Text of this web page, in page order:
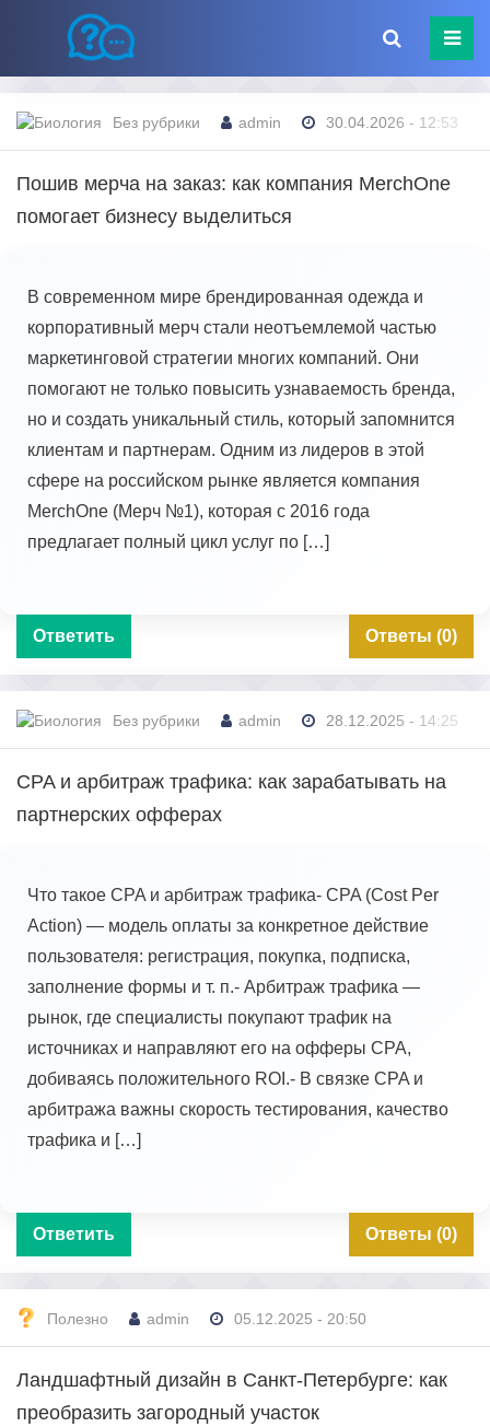
Без рубрики admin 30.04.2026 - 12:53
Пошив мерча на заказ: как компания MerchOne
помогает бизнесу выделиться
В современном мире брендированная одежда и
корпоративный мерч стали неотъемлемой частью
маркетинговой стратегии многих компаний. Они
помогают не только повысить узнаваемость бренда,
но и создать уникальный стиль, который запомнится
клиентам и партнерам. Одним из лидеров в этой
сфере на российском рынке является компания
MerchOne (Мерч №1), которая с 2016 года
предлагает полный цикл услуг по […]
Ответить Ответы (0)
Без рубрики admin 28.12.2025 - 14:25
CPA и арбитраж трафика: как зарабатывать на
партнерских офферах
Что такое CPA и арбитраж трафика- CPA (Cost Per
Action) — модель оплаты за конкретное действие
пользователя: регистрация, покупка, подписка,
заполнение формы и т. п.- Арбитраж трафика —
рынок, где специалисты покупают трафик на
источниках и направляют его на офферы CPA,
добиваясь положительного ROI.- В связке CPA и
арбитража важны скорость тестирования, качество
трафика и […]
Ответить Ответы (0)
Полезно admin 05.12.2025 - 20:50
Ландшафтный дизайн в Санкт-Петербурге: как
преобразить загородный участок